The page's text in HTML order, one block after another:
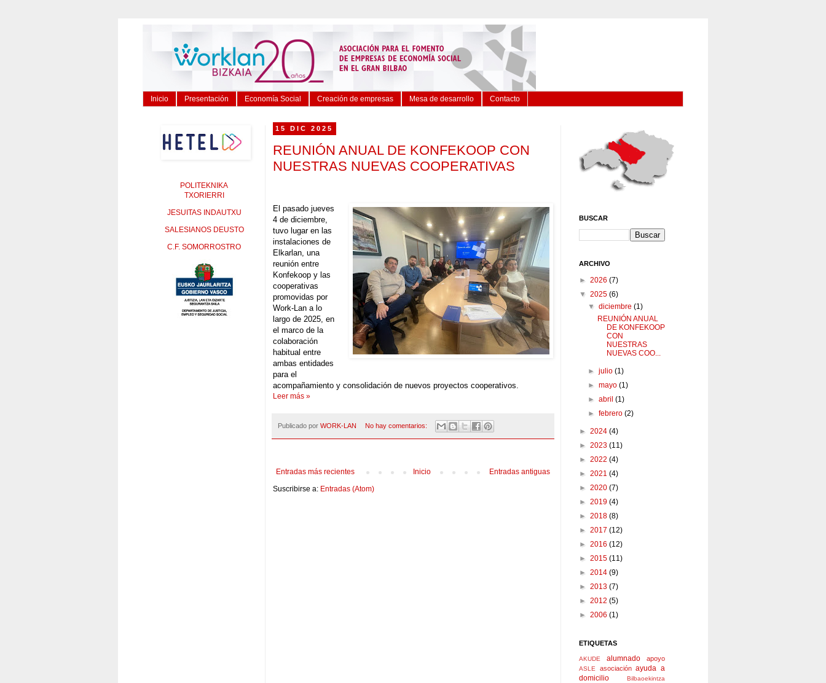
Inicio Presentación Economía Social Creación de empresas Mesa de desarrollo Contacto
15 DIC 2025
REUNIÓN ANUAL DE KONFEKOOP CON
NUESTRAS NUEVAS COOPERATIVAS
El pasado jueves
4 de diciembre,
tuvo lugar en las
instalaciones de
Elkarlan, una
reunión entre
Konfekoop y las
cooperativas
promovidas por
Work-Lan a lo
largo de 2025, en
el marco de la
colaboración
habitual entre
ambas entidades
para el
acompañamiento y consolidación de nuevos proyectos cooperativos.
Leer más »
Publicado por WORK-LAN No hay comentarios:
Entradas más recientes Entradas antiguas
Inicio
Suscribirse a: Entradas (Atom)
POLITEKNIKA
TXORIERRI
JESUITAS INDAUTXU
SALESIANOS DEUSTO
C.F. SOMORROSTRO
BUSCAR
ARCHIVO
► 2026 (7)
▼ 2025 (6)
▼diciembre(1)
REUNIÓN ANUAL
DE KONFEKOOP
CON
NUESTRAS
NUEVAS COO...
►julio(1)
►mayo(1)
►abril(1)
►febrero(2)
► 2024 (4)
► 2023 (11)
► 2022 (4)
► 2021 (4)
► 2020 (7)
► 2019 (4)
► 2018 (8)
► 2017 (12)
► 2016 (12)
► 2015 (11)
► 2014 (9)
► 2013 (7)
► 2012 (5)
► 2006 (1)
ETIQUETAS
AKUDE alumnado apoyo
ASLE asociación ayuda a
domicilio
Bilbaoekintza